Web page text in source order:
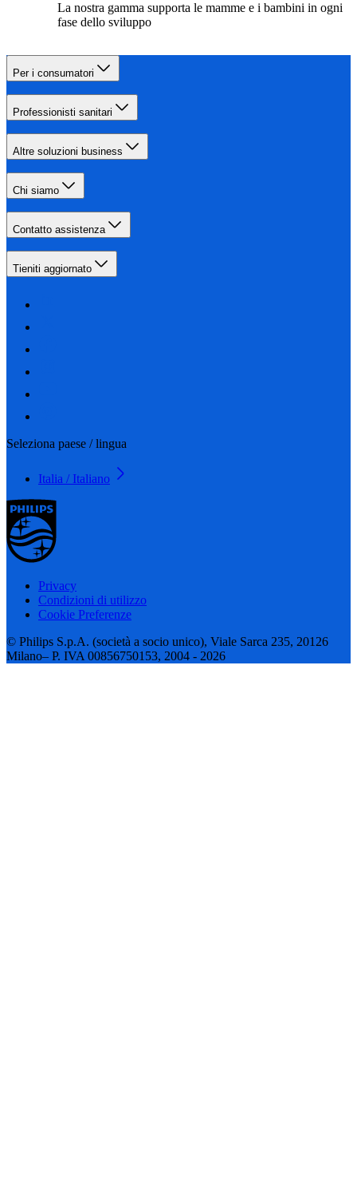
La nostra gamma supporta le mamme e i bambini in ogni
fase dello sviluppo
Per i consumatori
Professionisti sanitari
Altre soluzioni business
Chi siamo
Contatto assistenza
Tieniti aggiornato
Seleziona paese / lingua
Italia / Italiano
Privacy
Condizioni di utilizzo
Cookie Preferenze
© Philips S.p.A. (società a socio unico), Viale Sarca 235, 20126
Milano– P. IVA 00856750153, 2004 - 2026